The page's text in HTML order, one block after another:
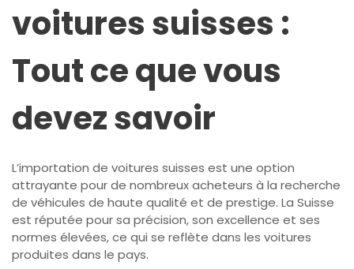
voitures suisses :
Tout ce que vous
devez savoir
L’importation de voitures suisses est une option
attrayante pour de nombreux acheteurs à la recherche
de véhicules de haute qualité et de prestige. La Suisse
est réputée pour sa précision, son excellence et ses
normes élevées, ce qui se reflète dans les voitures
produites dans le pays.